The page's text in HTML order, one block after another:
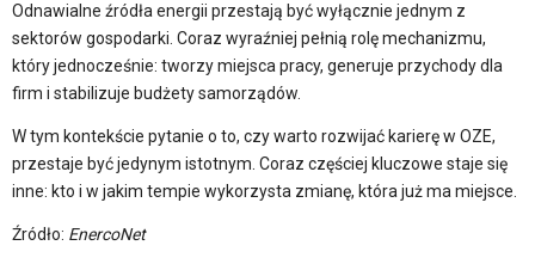
Odnawialne źródła energii przestają być wyłącznie jednym z
sektorów gospodarki. Coraz wyraźniej pełnią rolę mechanizmu,
który jednocześnie: tworzy miejsca pracy, generuje przychody dla
firm i stabilizuje budżety samorządów.
W tym kontekście pytanie o to, czy warto rozwijać karierę w OZE,
przestaje być jedynym istotnym. Coraz częściej kluczowe staje się
inne: kto i w jakim tempie wykorzysta zmianę, która już ma miejsce.
Źródło: EnercoNet